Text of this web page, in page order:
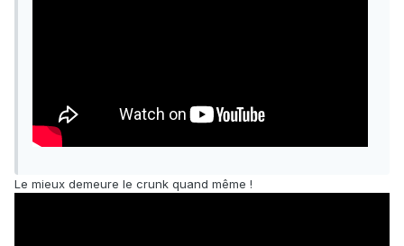
Le mieux demeure le crunk quand même !